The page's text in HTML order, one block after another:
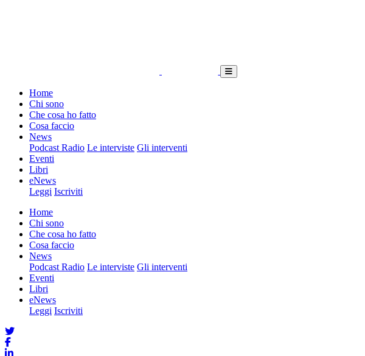
Home
Chi sono
Che cosa ho fatto
Cosa faccio
News
Podcast Radio Le interviste Gli interventi
Eventi
Libri
eNews
Leggi Iscriviti
Home
Chi sono
Che cosa ho fatto
Cosa faccio
News
Podcast Radio Le interviste Gli interventi
Eventi
Libri
eNews
Leggi Iscriviti